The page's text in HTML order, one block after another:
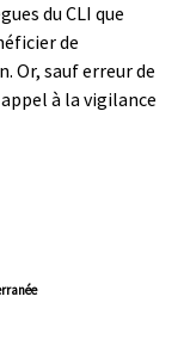
du CLI que
de
Or, sauf erreur de
à la vigilance